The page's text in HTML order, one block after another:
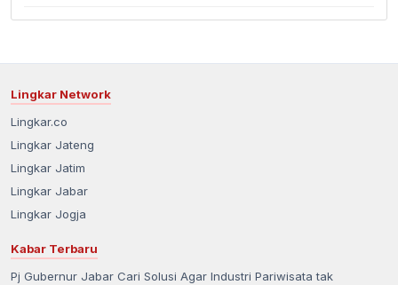
Lingkar Network
Lingkar.co
Lingkar Jateng
Lingkar Jatim
Lingkar Jabar
Lingkar Jogja
Kabar Terbaru
Pj Gubernur Jabar Cari Solusi Agar Industri Pariwisata tak